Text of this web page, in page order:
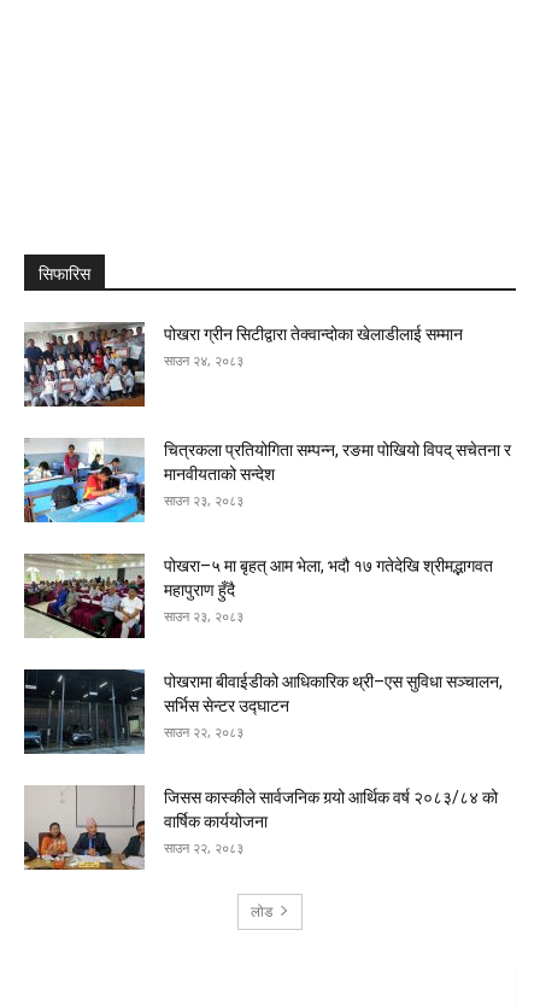
सिफारिस
पोखरा ग्रीन सिटीद्वारा तेक्वान्दोका खेलाडीलाई सम्मान
साउन २४, २०८३
चित्रकला प्रतियोगिता सम्पन्न, रङमा पोखियो विपद् सचेतना र
मानवीयताको सन्देश
साउन २३, २०८३
पोखरा–५ मा बृहत् आम भेला, भदौ १७ गतेदेखि श्रीमद्भागवत
महापुराण हुँदै
साउन २३, २०८३
पोखरामा बीवाईडीको आधिकारिक थ्री–एस सुविधा सञ्चालन,
सर्भिस सेन्टर उद्घाटन
साउन २२, २०८३
जिसस कास्कीले सार्वजनिक गर्‍यो आर्थिक वर्ष २०८३/८४ को
वार्षिक कार्ययोजना
साउन २२, २०८३
लोड